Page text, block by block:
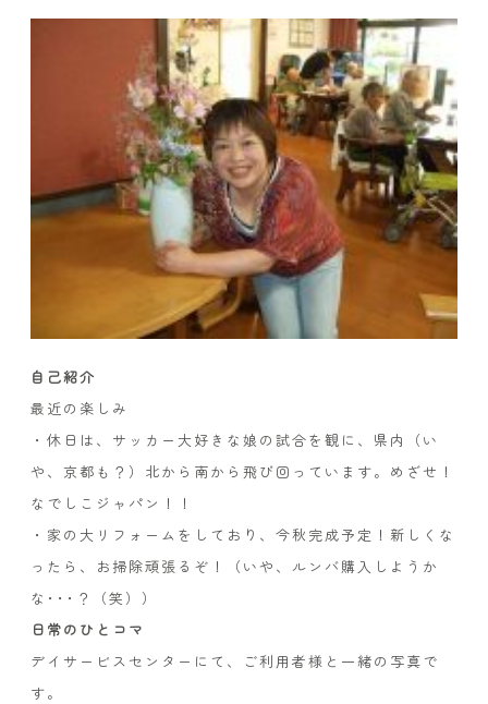
自己紹介
最近の楽しみ
・休日は、サッカー大好きな娘の試合を観に、県内（い
や、京都も？）北から南から飛び回っています。めざせ！
なでしこジャパン！！
・家の大リフォームをしており、今秋完成予定！新しくな
ったら、お掃除頑張るぞ！（いや、ルンバ購入しようか
な･･･？（笑））
日常のひとコマ
デイサービスセンターにて、ご利用者様と一緒の写真で
す。